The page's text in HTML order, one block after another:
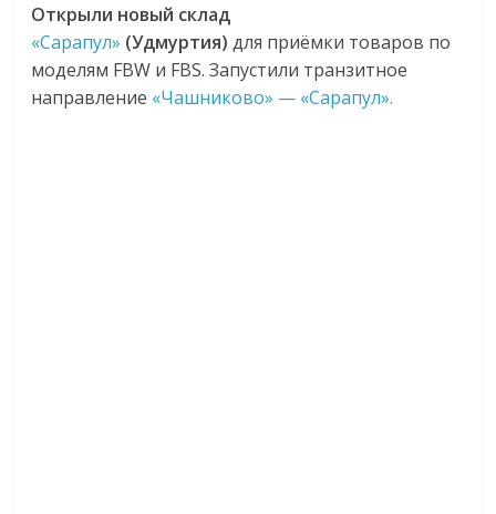
Открыли новый склад
«Сарапул» (Удмуртия) для приёмки товаров по
моделям FBW и FBS. Запустили транзитное
направление «Чашниково» — «Сарапул».